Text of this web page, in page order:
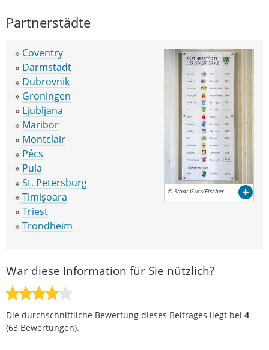
Partnerstädte
© Stadt Graz/Fischer
» Coventry
» Darmstadt
» Dubrovnik
» Groningen
» Ljubljana
» Maribor
» Montclair
» Pécs
» Pula
» St. Petersburg
» Timişoara
» Triest
» Trondheim
War diese Information für Sie nützlich?
Die durchschnittliche Bewertung dieses Beitrages liegt bei 4
(63 Bewertungen).